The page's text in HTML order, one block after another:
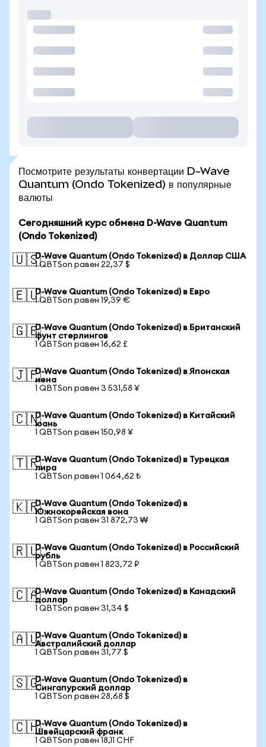
Посмотрите результаты конвертации D-Wave
Quantum (Ondo Tokenized) в популярные
валюты
Сегодняшний курс обмена D-Wave Quantum
(Ondo Tokenized)
🇺🇸D-Wave Quantum (Ondo Tokenized) в Доллар США
1 QBTSon равен 22,37 $
🇪🇺D-Wave Quantum (Ondo Tokenized) в Евро
1 QBTSon равен 19,39 €
🇬🇧D-Wave Quantum (Ondo Tokenized) в Британский
фунт стерлингов
1 QBTSon равен 16,62 £
🇯🇵D-Wave Quantum (Ondo Tokenized) в Японская
иена
1 QBTSon равен 3 531,58 ¥
🇨🇳D-Wave Quantum (Ondo Tokenized) в Китайский
юань
1 QBTSon равен 150,98 ¥
🇹🇷D-Wave Quantum (Ondo Tokenized) в Турецкая
лира
1 QBTSon равен 1 064,62 ₺
🇰🇷D-Wave Quantum (Ondo Tokenized) в
Южнокорейская вона
1 QBTSon равен 31 872,73 ₩
🇷🇺D-Wave Quantum (Ondo Tokenized) в Российский
рубль
1 QBTSon равен 1 823,72 ₽
🇨🇦D-Wave Quantum (Ondo Tokenized) в Канадский
доллар
1 QBTSon равен 31,34 $
🇦🇺D-Wave Quantum (Ondo Tokenized) в
Австралийский доллар
1 QBTSon равен 31,77 $
🇸🇬D-Wave Quantum (Ondo Tokenized) в
Сингапурский доллар
1 QBTSon равен 28,68 $
🇨🇭D-Wave Quantum (Ondo Tokenized) в
Швейцарский франк
1 QBTSon равен 18,11 CHF